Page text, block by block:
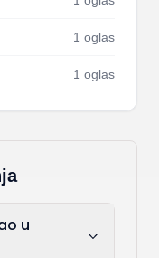
1 oglas
1 oglas
u